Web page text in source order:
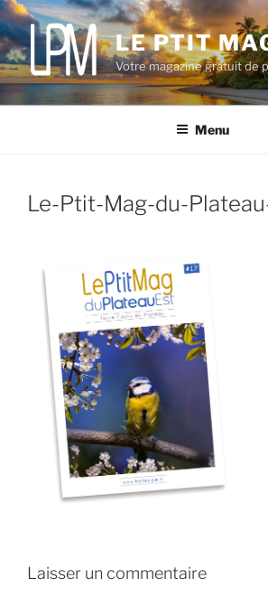
Aller
au
contenu
principal
LE PTIT
Votre magazine gratuit de
Menu
Le-Ptit-Mag-du-
Laisser un commentaire